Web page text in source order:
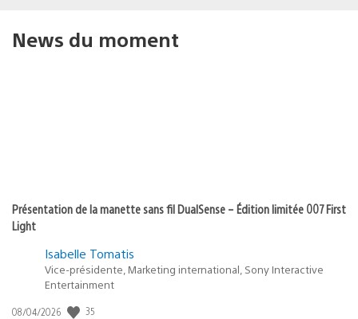
News du moment
Présentation de la manette sans fil DualSense – Édition limitée 007 First
Light
Isabelle Tomatis
Vice-présidente, Marketing international, Sony Interactive
Entertainment
Date
08/04/2026 35